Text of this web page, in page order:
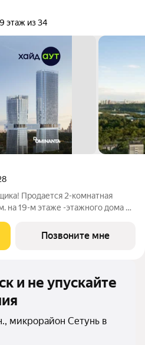
этаж из 34
Продается 2-комнатная
на 19-м этаже -этажного дома в
МГУ, Москва-Сити, Воробьевы
Позвоните мне
и не упускайте
микрорайон Сетунь в